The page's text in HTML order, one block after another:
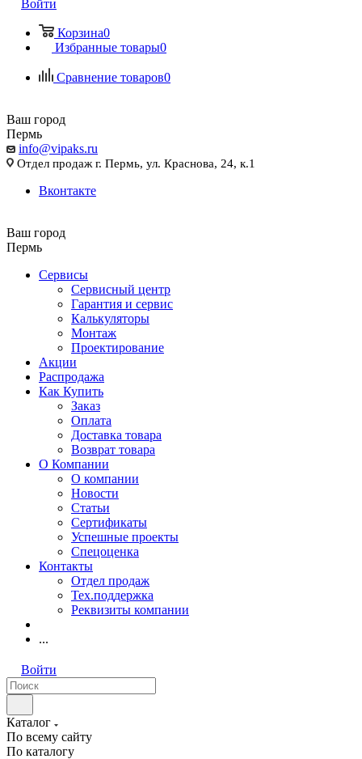
Войти
Корзина0
Избранные товары0
Сравнение товаров0
Ваш город
Пермь
info@vipaks.ru
Отдел продаж г. Пермь, ул. Краснова, 24, к.1
Вконтакте
Ваш город
Пермь
Сервисы
Сервисный центр
Гарантия и сервис
Калькуляторы
Монтаж
Проектирование
Акции
Распродажа
Как Купить
Заказ
Оплата
Доставка товара
Возврат товара
О Компании
О компании
Новости
Статьи
Сертификаты
Успешные проекты
Спецоценка
Контакты
Отдел продаж
Тех.поддержка
Реквизиты компании
...
Войти
Каталог
По всему сайту
По каталогу